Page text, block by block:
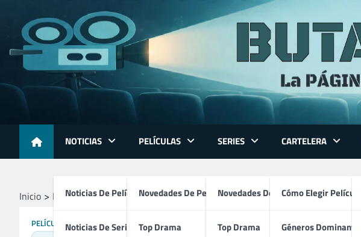
content
NOTICIAS
Noticias De Películas
Noticias De Series
PELÍCULAS
Novedades De Películas
Top Drama
SERIES
Novedades De Series
Top Drama
CARTELERA
Cómo Elegir Película
Géneros Dominantes
Inicio Películas Pabostría (1981)
PELÍCULAS